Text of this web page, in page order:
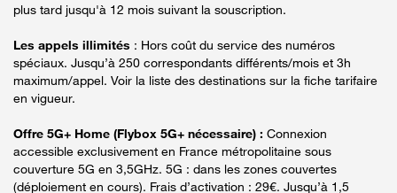
plus tard jusqu'à 12 mois suivant la souscription.
Les appels illimités : Hors coût du service des numéros
spéciaux. Jusqu’à 250 correspondants différents/mois et 3h
maximum/appel. Voir la liste des destinations sur la fiche tarifaire
en vigueur.
Offre 5G+ Home (Flybox 5G+ nécessaire) : Connexion
accessible exclusivement en France métropolitaine sous
couverture 5G en 3,5GHz. 5G : dans les zones couvertes
(déploiement en cours). Frais d’activation : 29€. Jusqu’à 1,5